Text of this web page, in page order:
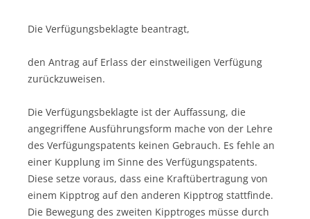
Die Verfügungsbeklagte beantragt,
den Antrag auf Erlass der einstweiligen Verfügung
zurückzuweisen.
Die Verfügungsbeklagte ist der Auffassung, die
angegriffene Ausführungsform mache von der Lehre
des Verfügungspatents keinen Gebrauch. Es fehle an
einer Kupplung im Sinne des Verfügungspatents.
Diese setze voraus, dass eine Kraftübertragung von
einem Kipptrog auf den anderen Kipptrog stattfinde.
Die Bewegung des zweiten Kipptroges müsse durch